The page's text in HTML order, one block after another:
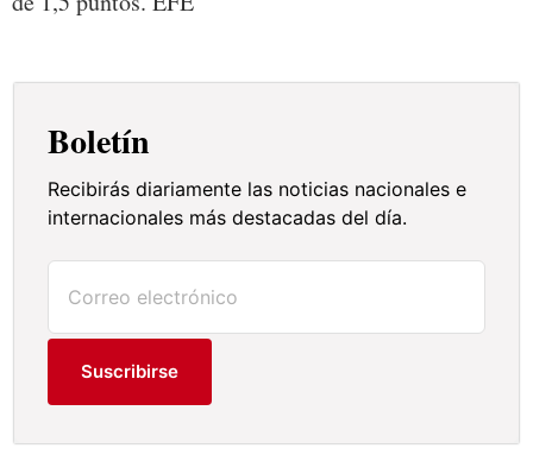
Boletín
Recibirás diariamente las noticias nacionales e
internacionales más destacadas del día.
Suscribirse